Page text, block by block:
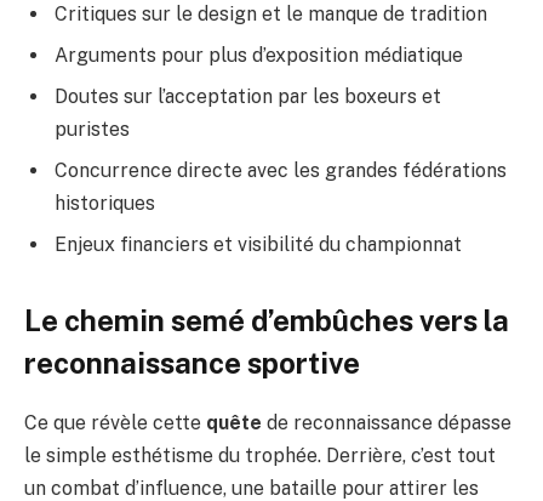
Critiques sur le design et le manque de tradition
Arguments pour plus d’exposition médiatique
Doutes sur l’acceptation par les boxeurs et
puristes
Concurrence directe avec les grandes fédérations
historiques
Enjeux financiers et visibilité du championnat
Le chemin semé d’embûches vers la
reconnaissance sportive
Ce que révèle cette quête de reconnaissance dépasse
le simple esthétisme du trophée. Derrière, c’est tout
un combat d’influence, une bataille pour attirer les